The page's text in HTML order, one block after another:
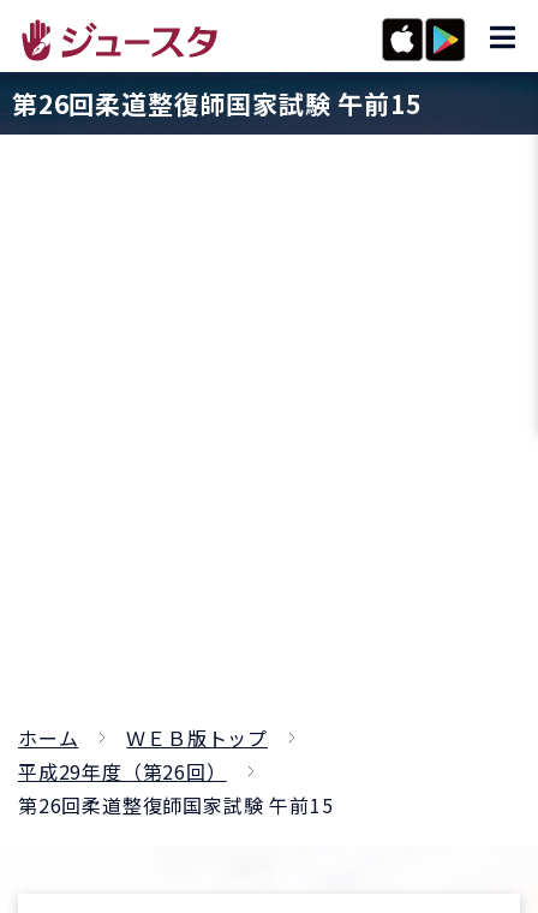
第26回柔道整復師国家試験 午前15
ホーム
ＷＥＢ版トップ
平成29年度（第26回）
第26回柔道整復師国家試験 午前15